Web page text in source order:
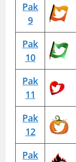
Pak
9
Pak
10
Pak
11
Pak
12
Pak